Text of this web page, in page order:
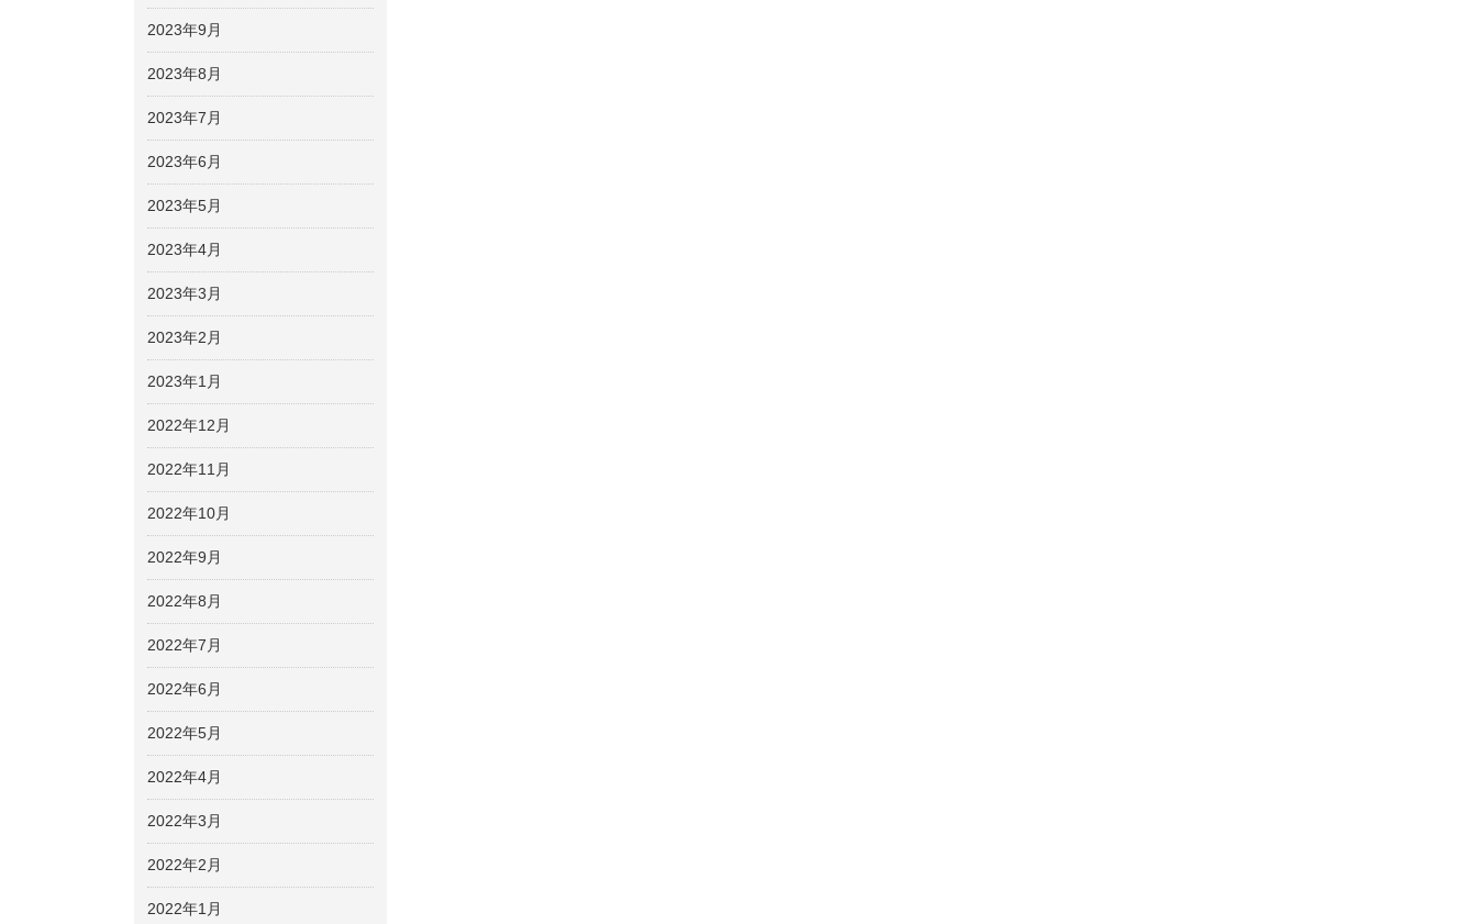
2023年9月
2023年8月
2023年7月
2023年6月
2023年5月
2023年4月
2023年3月
2023年2月
2023年1月
2022年12月
2022年11月
2022年10月
2022年9月
2022年8月
2022年7月
2022年6月
2022年5月
2022年4月
2022年3月
2022年2月
2022年1月